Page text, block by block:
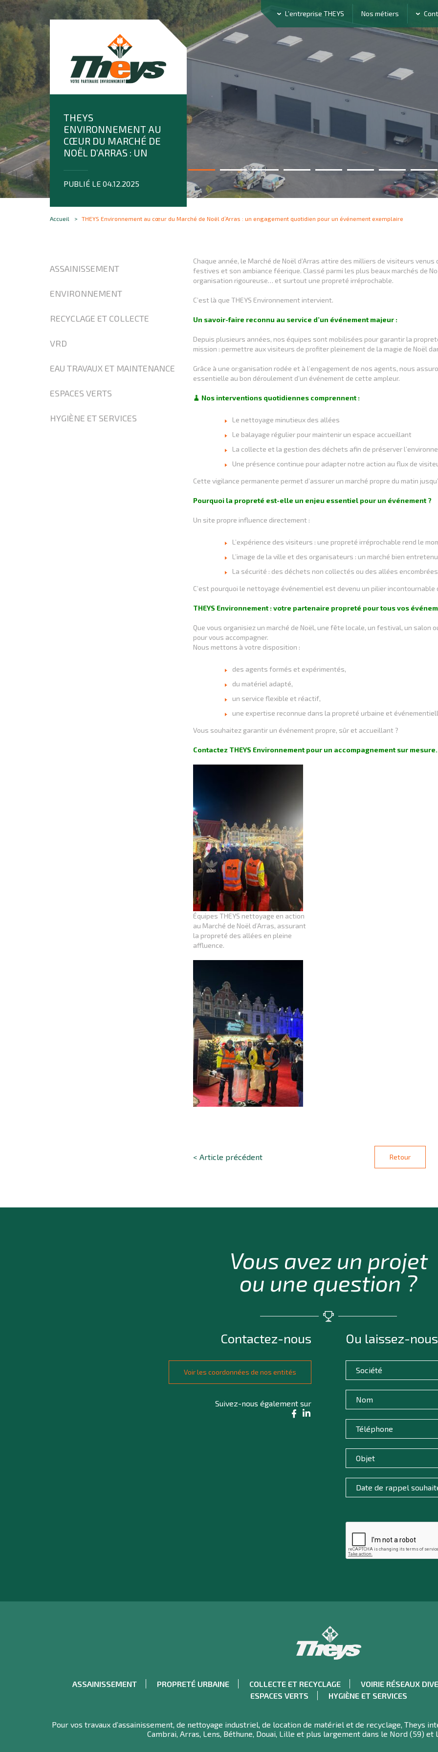
L’entreprise THEYS Nos métiers
THEYS
ENVIRONNEMENT AU
CŒUR DU MARCHÉ DE
NOËL D’ARRAS : UN
ÉVÉNEMENT
PUBLIÉ LE 04.12.2025
Accueil THEYS Environnement au cœur du Marché de Noël d’Arras : un engagement quotidien pour un événement exemplaire
ASSAINISSEMENT
ENVIRONNEMENT
RECYCLAGE ET COLLECTE
VRD
EAU TRAVAUX ET MAINTENANCE
ESPACES VERTS
HYGIÈNE ET SERVICES
Chaque année, le Marché de Noël d’Arras attire des milliers de visiteurs
festives et son ambiance féerique. Classé parmi les plus beaux marchés de
organisation rigoureuse… et surtout une propreté irréprochable.
C’est là que THEYS Environnement intervient.
Un savoir-faire reconnu au service d’un événement majeur :
Depuis plusieurs années, nos équipes sont mobilisées pour garantir la
mission : permettre aux visiteurs de profiter pleinement de la magie de Noël
Grâce à une or:ganisation rodée et à l’engagement de nos agents, nous
essentielle au bon déroulement d’un événement de cette ampleur.
🧹 Nos interventions quotidiennes comprennent :
Le nettoyage minutieux des allées
Le balayage régulier pour maintenir un espace accueillant
La collecte et la gestion des déchets afin de préserver
Une présence continue pour adapter notre action au flux de
Cette vigilance permanente permet d’assurer un marché propre du matin
Pourquoi la propreté est-elle un enjeu essentiel pour un événement ?
Un site propre influence directement :
L’expérience des visiteurs : une propreté irréprochable rend le
L’image de la ville et des organisateurs : un marché bien
La sécurité : des déchets non collectés ou des allées
C’est pourquoi le nettoyage événementiel est devenu un pilier
THEYS Environnement : votre partenaire propreté pour tous vos
Que vous organisiez un marché de Noël, une fête locale, un festival, un salon
pour vous accompagner.
Nous mettons à votre disposition :
des agents formés et expérimentés,
du matériel adapté,
un service flexible et réactif,
une expertise reconnue dans la propreté urbaine et
Vous souhaitez garantir un événement propre, sûr et accueillant ?
Contactez THEYS Environnement pour un accompagnement sur mesure.
Équipes THEYS nettoyage en action
au Marché de Noël d’Arras, assurant
la propreté des allées en pleine
affluence.
Retour
< Article précédent
Vous avez un projet
ou une question ?
Contactez-nous
Voir les coordonnées de nos entités
Suivez-nous également sur
Ou laissez-
ASSAINISSEMENT PROPRETÉ URBAINE COLLECTE ET RECYCLAGE
VOIRIE RÉSEAUX
ESPACES VERTS
HYGIÈNE ET SERVICES
Pour vos travaux d’assainissement, de nettoyage industriel, de location de matériel et de recyclage, Theys
Cambrai, Arras, Lens, Béthune, Douai, Lille et plus largement dans le Nord (59) et